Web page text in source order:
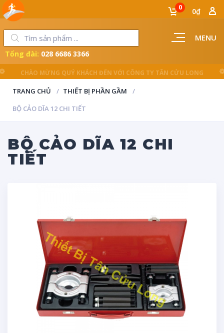
MENU
0 0₫
LUÔN ĐỒNG HÀNH CÙNG NGƯỜI THỢ
Tổng đài: 028 6686 3366
TRANG CHỦ
THIẾT BỊ PHẦN GẦM
BỘ CẢO DĨA 12 CHI TIẾT
BỘ CẢO DĨA 12 CHI
TIẾT